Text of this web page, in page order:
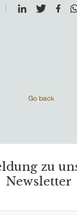
Go back
zu
Newsletter